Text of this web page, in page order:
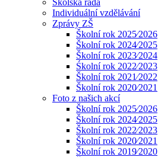
Školská rada
Individuální vzdělávání
Zprávy ZŠ
Školní rok 2025⁄2026
Školní rok 2024⁄2025
Školní rok 2023⁄2024
Śkolní rok 2022⁄2023
Školní rok 2021⁄2022
Školní rok 2020⁄2021
Foto z našich akcí
Školní rok 2025⁄2026
Školní rok 2024⁄2025
Školní rok 2022⁄2023
Školní rok 2020⁄2021
Školní rok 2019⁄2020